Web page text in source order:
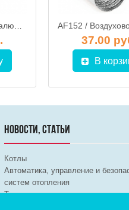
14ВА / Воздуховод алюминиевый гофрированный (гофра) d.140, ЭРА
37.00
В
НОВОСТИ, СТАТЬИ
Котлы
Автоматика, управление и
систем отопления
Теплые полы